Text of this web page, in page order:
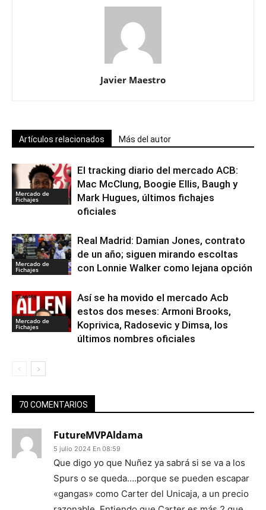
Javier Maestro
Artículos relacionados Más del autor
Mercado de
Fichajes
El tracking diario del mercado ACB:
Mac McClung, Boogie Ellis, Baugh y
Mark Hugues, últimos fichajes
oficiales
Mercado de
Fichajes
Real Madrid: Damian Jones, contrato
de un año; siguen mirando escoltas
con Lonnie Walker como lejana opción
Mercado de
Fichajes
Así se ha movido el mercado Acb
estos dos meses: Armoni Brooks,
Koprivica, Radosevic y Dimsa, los
últimos nombres oficiales
70 COMENTARIOS
FutureMVPAldama
5 julio 2024 En 08:59
Que digo yo que Nuñez ya sabrá si se va a los
Spurs o se queda….porque se pueden escapar
«gangas» como Carter del Unicaja, a un precio